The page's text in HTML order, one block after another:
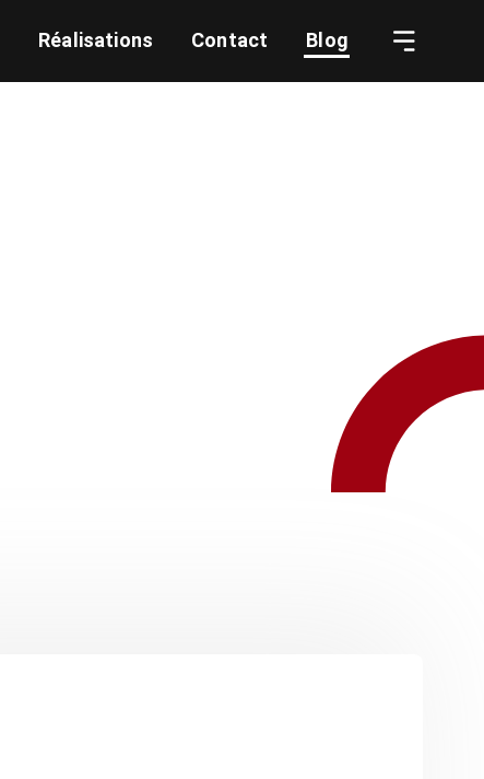
Réalisations Contact Blog